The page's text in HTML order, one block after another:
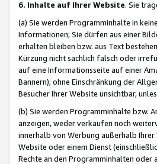
6. Inhalte auf Ihrer Website. Sie
(a) Sie werden Programminhalte in
Informationen; Sie dürfen aus einer
erhalten bleiben bzw. aus Text
Kürzung nicht sachlich falsch oder
auf eine Informationsseite auf einer
Bannern); ohne Einschränkung der
Besucher Ihrer Website unsichtbar,
(b) Sie werden Programminhalte bzw.
anzeigen, weder verkaufen noch
innerhalb von Werbung außerhalb
Website oder einem Dienst
Rechte an den Programminhalten